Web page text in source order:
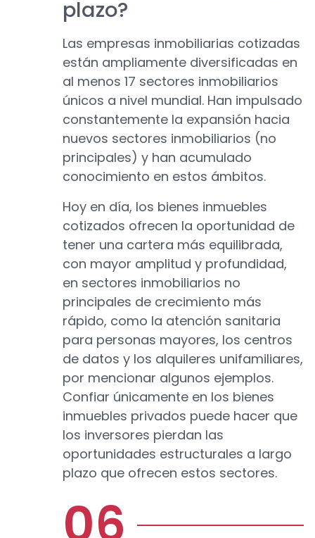
plazo?
Las empresas inmobiliarias cotizadas
están ampliamente diversificadas en
al menos 17 sectores inmobiliarios
únicos a nivel mundial. Han impulsado
constantemente la expansión hacia
nuevos sectores inmobiliarios (no
principales) y han acumulado
conocimiento en estos ámbitos.
Hoy en día, los bienes inmuebles
cotizados ofrecen la oportunidad de
tener una cartera más equilibrada,
con mayor amplitud y profundidad,
en sectores inmobiliarios no
principales de crecimiento más
rápido, como la atención sanitaria
para personas mayores, los centros
de datos y los alquileres unifamiliares,
por mencionar algunos ejemplos.
Confiar únicamente en los bienes
inmuebles privados puede hacer que
los inversores pierdan las
oportunidades estructurales a largo
plazo que ofrecen estos sectores.